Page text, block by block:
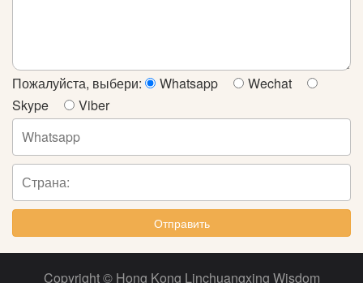
Пожалуйста, выбери: Whatsapp
Wechat
Skype
Viber
Отправить
Copyright © Hong Kong Linchuangxing Wisdom